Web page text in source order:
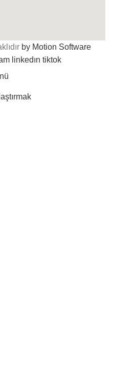
by Motion Software
linkedın tiktok